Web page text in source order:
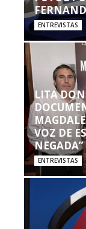
ENTREVISTAS
LITA
VOZ DE
NEGADA”
ENTREVISTAS